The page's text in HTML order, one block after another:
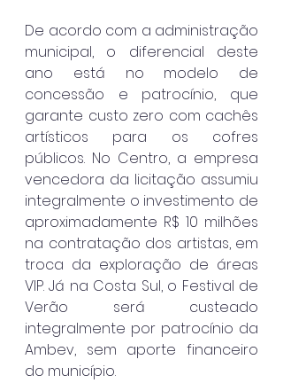
De acordo com a administração
municipal, o diferencial deste
ano está no modelo de
concessão e patrocínio, que
garante custo zero com cachês
artísticos para os cofres
públicos. No Centro, a empresa
vencedora da licitação assumiu
integralmente o investimento de
aproximadamente R$ 10 milhões
na contratação dos artistas, em
troca da exploração de áreas
VIP. Já na Costa Sul, o Festival de
Verão será custeado
integralmente por patrocínio da
Ambev, sem aporte financeiro
do município.